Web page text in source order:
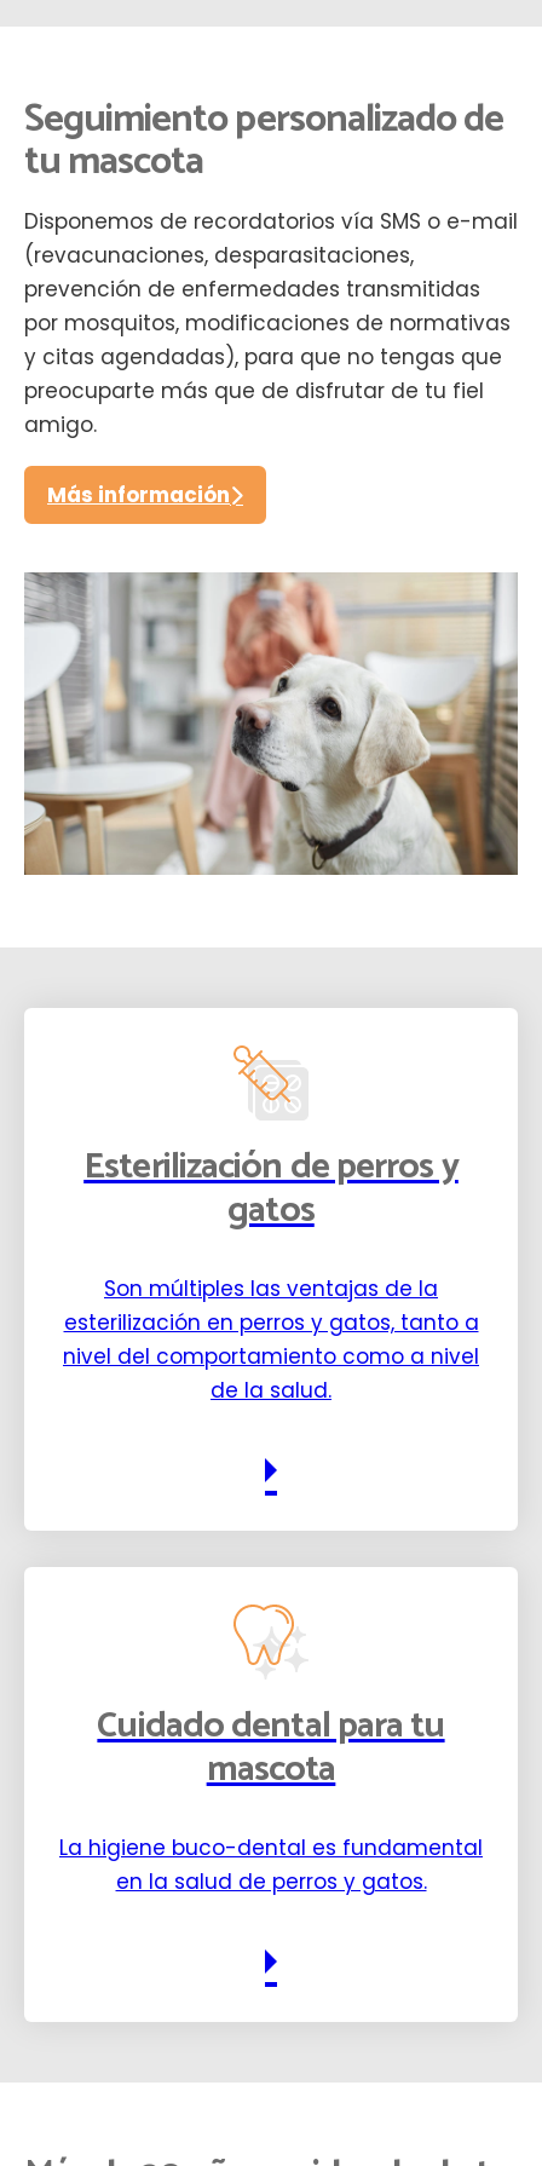
Seguimiento personalizado de
tu mascota
Disponemos de recordatorios vía SMS o e-mail
(revacunaciones, desparasitaciones,
prevención de enfermedades transmitidas
por mosquitos, modificaciones de normativas
y citas agendadas), para que no tengas que
preocuparte más que de disfrutar de tu fiel
amigo.
Más información
Esterilización de perros y
gatos
Son múltiples las ventajas de la
esterilización en perros y gatos, tanto a
nivel del comportamiento como a nivel
de la salud.
Cuidado dental para tu
mascota
La higiene buco-dental es fundamental
en la salud de perros y gatos.